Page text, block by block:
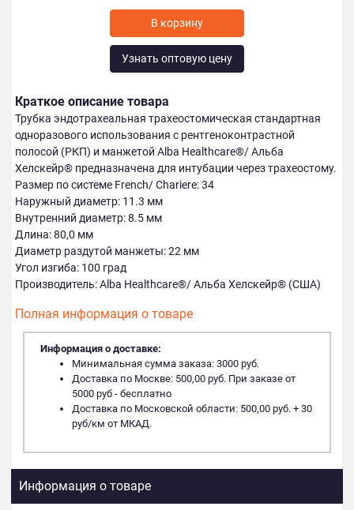
Узнать оптовую цену
Краткое описание товара
Трубка эндотрахеальная трахеостомическая стандартная
одноразового использования c рентгеноконтрастной
полосой (РКП) и манжетой Alba Healthcare®/ Альба
Хелскейр® предназначена для интубации через трахеостому.
Размер по системе French/ Chariere: 34
Наружный диаметр: 11.3 мм
Внутренний диаметр: 8.5 мм
Длина: 80,0 мм
Диаметр раздутой манжеты: 22 мм
Угол изгиба: 100 град
Производитель: Alba Healthcare®/ Альба Хелскейр® (США)
Полная информация о товаре
Информация о доставке:
Минимальная сумма заказа: 3000 руб.
Доставка по Москве: 500,00 руб. При заказе от
5000 руб - бесплатно
Доставка по Московской области: 500,00 руб. + 30
руб/км от МКАД.
Информация о товаре